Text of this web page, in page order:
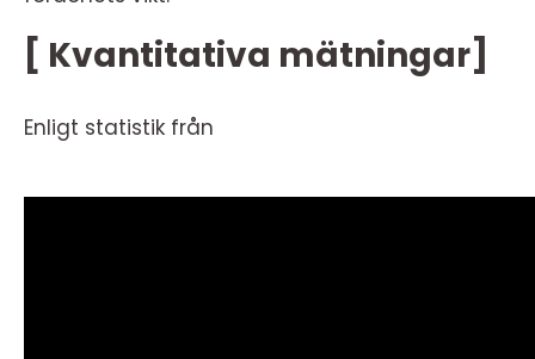
[ Kvantitativa mätningar]
Enligt statistik från